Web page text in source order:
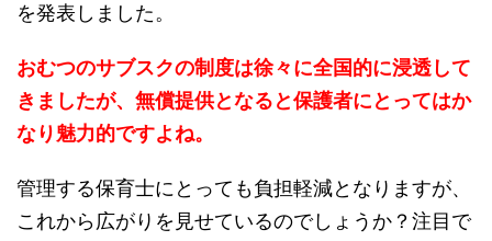
を発表しました。
おむつのサブスクの制度は徐々に全国的に浸透して
きましたが、無償提供となると保護者にとってはか
なり魅力的ですよね。
管理する保育士にとっても負担軽減となりますが、
これから広がりを見せているのでしょうか？注目で